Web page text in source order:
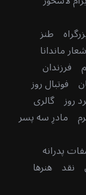
طنز
ماندانا
فرزندان
فوتبال روز
روز گالری
مادرِ سه پسر
پدرانه
نقد هنرها